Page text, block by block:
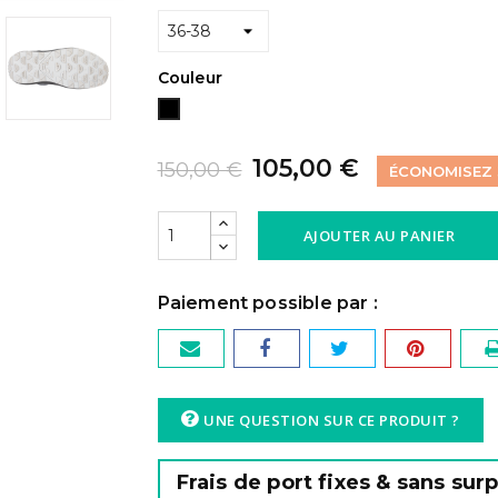
Couleur
Noir
150,00 € 105,00 € ÉCONOMISEZ
AJOUTER AU PANIER
UNE QUESTION SUR CE PRODUIT ?
Frais de port fixes & sans